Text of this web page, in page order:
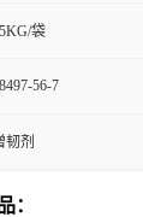
袋
56-7
韧剂
：